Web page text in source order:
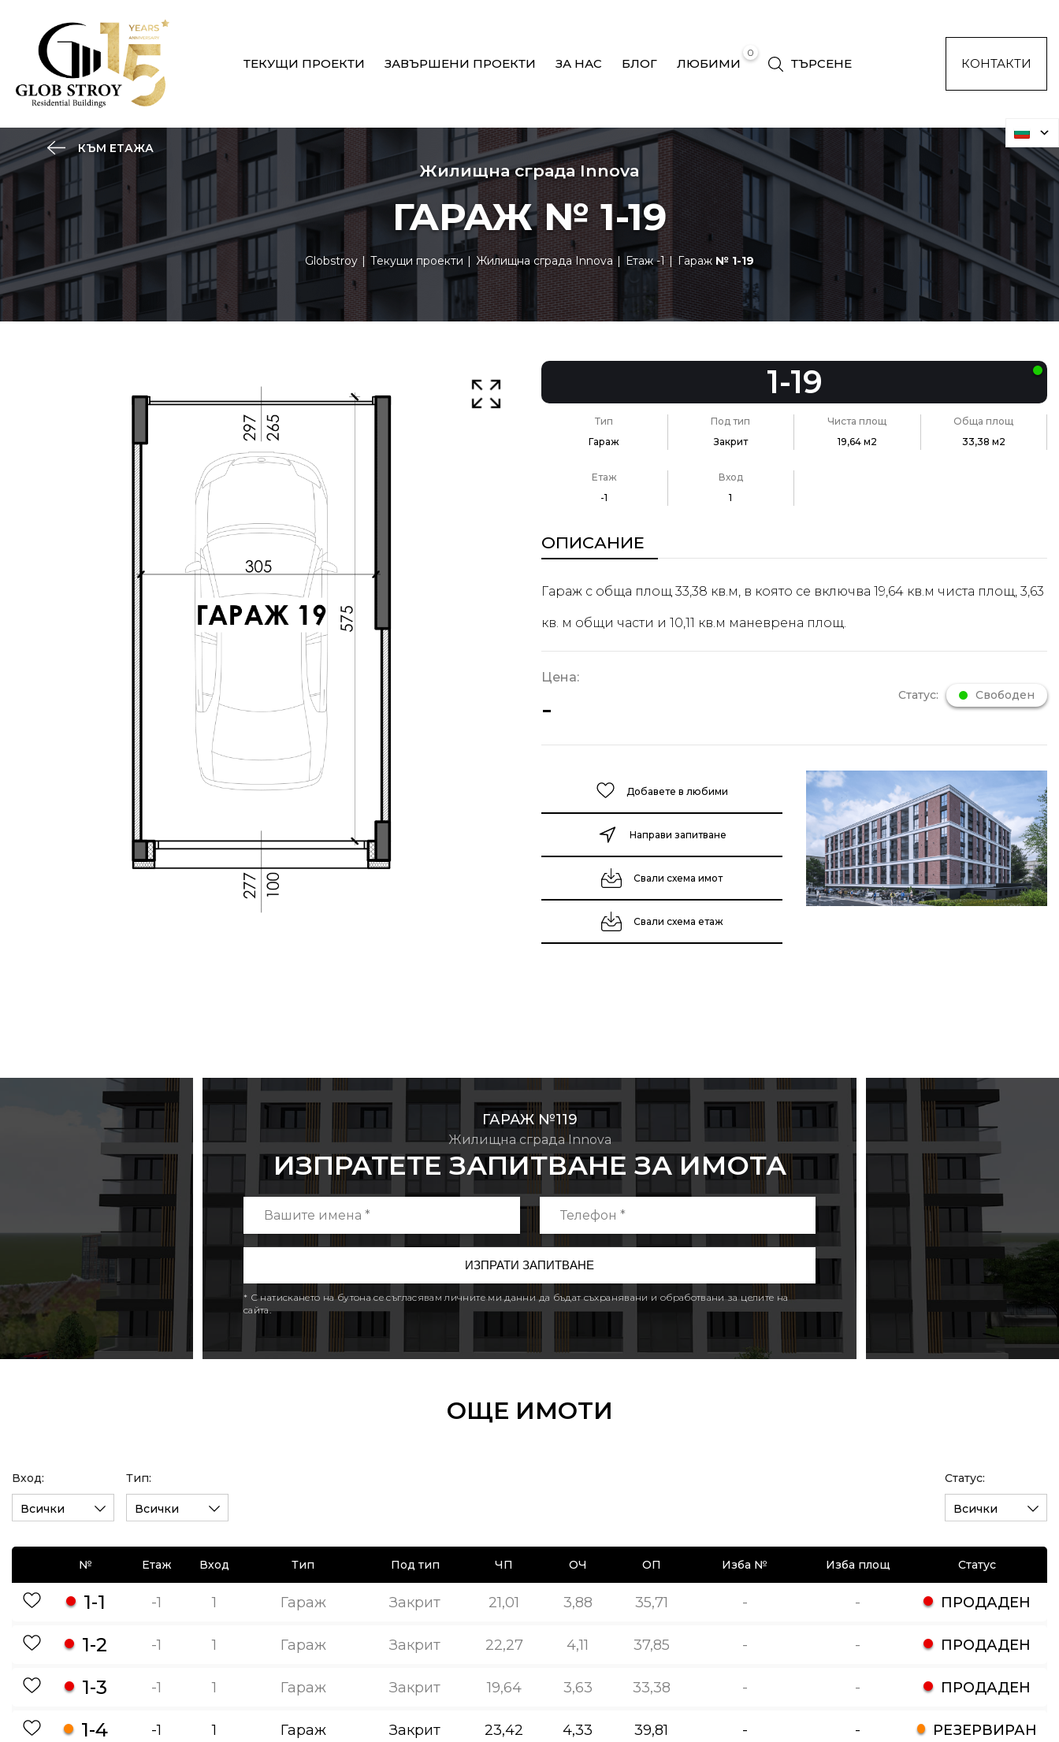
ТЕКУЩИ ПРОЕКТИ ЗАВЪРШЕНИ ПРОЕКТИ ЗА НАС БЛОГ
0
ЛЮБИМИ ТЪРСЕНЕ КОНТАКТИ
КЪМ ЕТАЖА
Жилищна сграда Innova
ГАРАЖ № 1-19
Globstroy Текущи проекти Жилищна сграда Innova Етаж -1 Гараж № 1-19
1-19
Тип
Гараж
Под тип
Закрит
Чиста площ
19,64 м2
Обща площ
33,38 м2
Етаж
-1
Вход
1
ОПИСАНИЕ
Гараж с обща площ 33,38 кв.м, в която се включва 19,64 кв.м чиста площ, 3,63
кв. м общи части и 10,11 кв.м маневрена площ.
Цена:
- Статус: Свободен
Добавете в любими
Направи запитване
Свали схема имот
Свали схема етаж
ГАРАЖ №119
Жилищна сграда Innova
ИЗПРАТЕТЕ ЗАПИТВАНЕ ЗА ИМОТА
* С натискането на бутона се съгласявам личните ми данни да бъдат съхранявани и обработвани за целите на
сайта.
ОЩЕ ИМОТИ
Вход:
Всички
Тип:
Всички
Статус:
Всички
№ Етаж Вход Тип Под тип ЧП ОЧ ОП Изба № Изба площ Статус
1-1 -1 1 Гараж Закрит 21,01 3,88 35,71 - - ПРОДАДЕН
1-2 -1 1 Гараж Закрит 22,27 4,11 37,85 - - ПРОДАДЕН
1-3 -1 1 Гараж Закрит 19,64 3,63 33,38 - - ПРОДАДЕН
1-4 -1 1 Гараж Закрит 23,42 4,33 39,81 - - РЕЗЕРВИРАН